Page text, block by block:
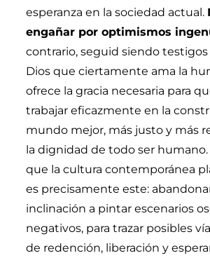
esperanza en la sociedad actual.
engañar por optimismos
contrario, seguid siendo
Dios que ciertamente ama la
ofrece la gracia necesaria para
trabajar eficazmente en la
mundo mejor, más justo y más
la dignidad de todo ser humano.
que la cultura contemporánea
es precisamente este:
inclinación a pintar escenarios
negativos, para trazar posibles
de redención, liberación y